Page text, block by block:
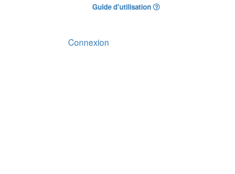
Guide d'utilisation
Connexion